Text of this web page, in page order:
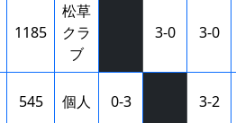
1185
松草
クラ
ブ
3-0 3-0
545 個人 0-3 3-2